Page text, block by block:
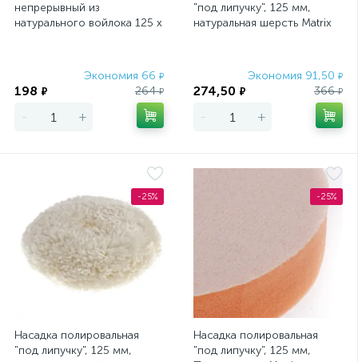
непрерывный из
натурального войлока 125 х
Экономия 66 ₽
198 ₽ 264₽
- +
"под липучку", 125 мм,
натуральная шерсть Matrix
Экономия 91,50 ₽
274,50 ₽ 366₽
- +
-25%
Насадка полировальная
"под липучку", 125 мм,
-25%
Насадка полировальная
"под липучку", 125 мм,